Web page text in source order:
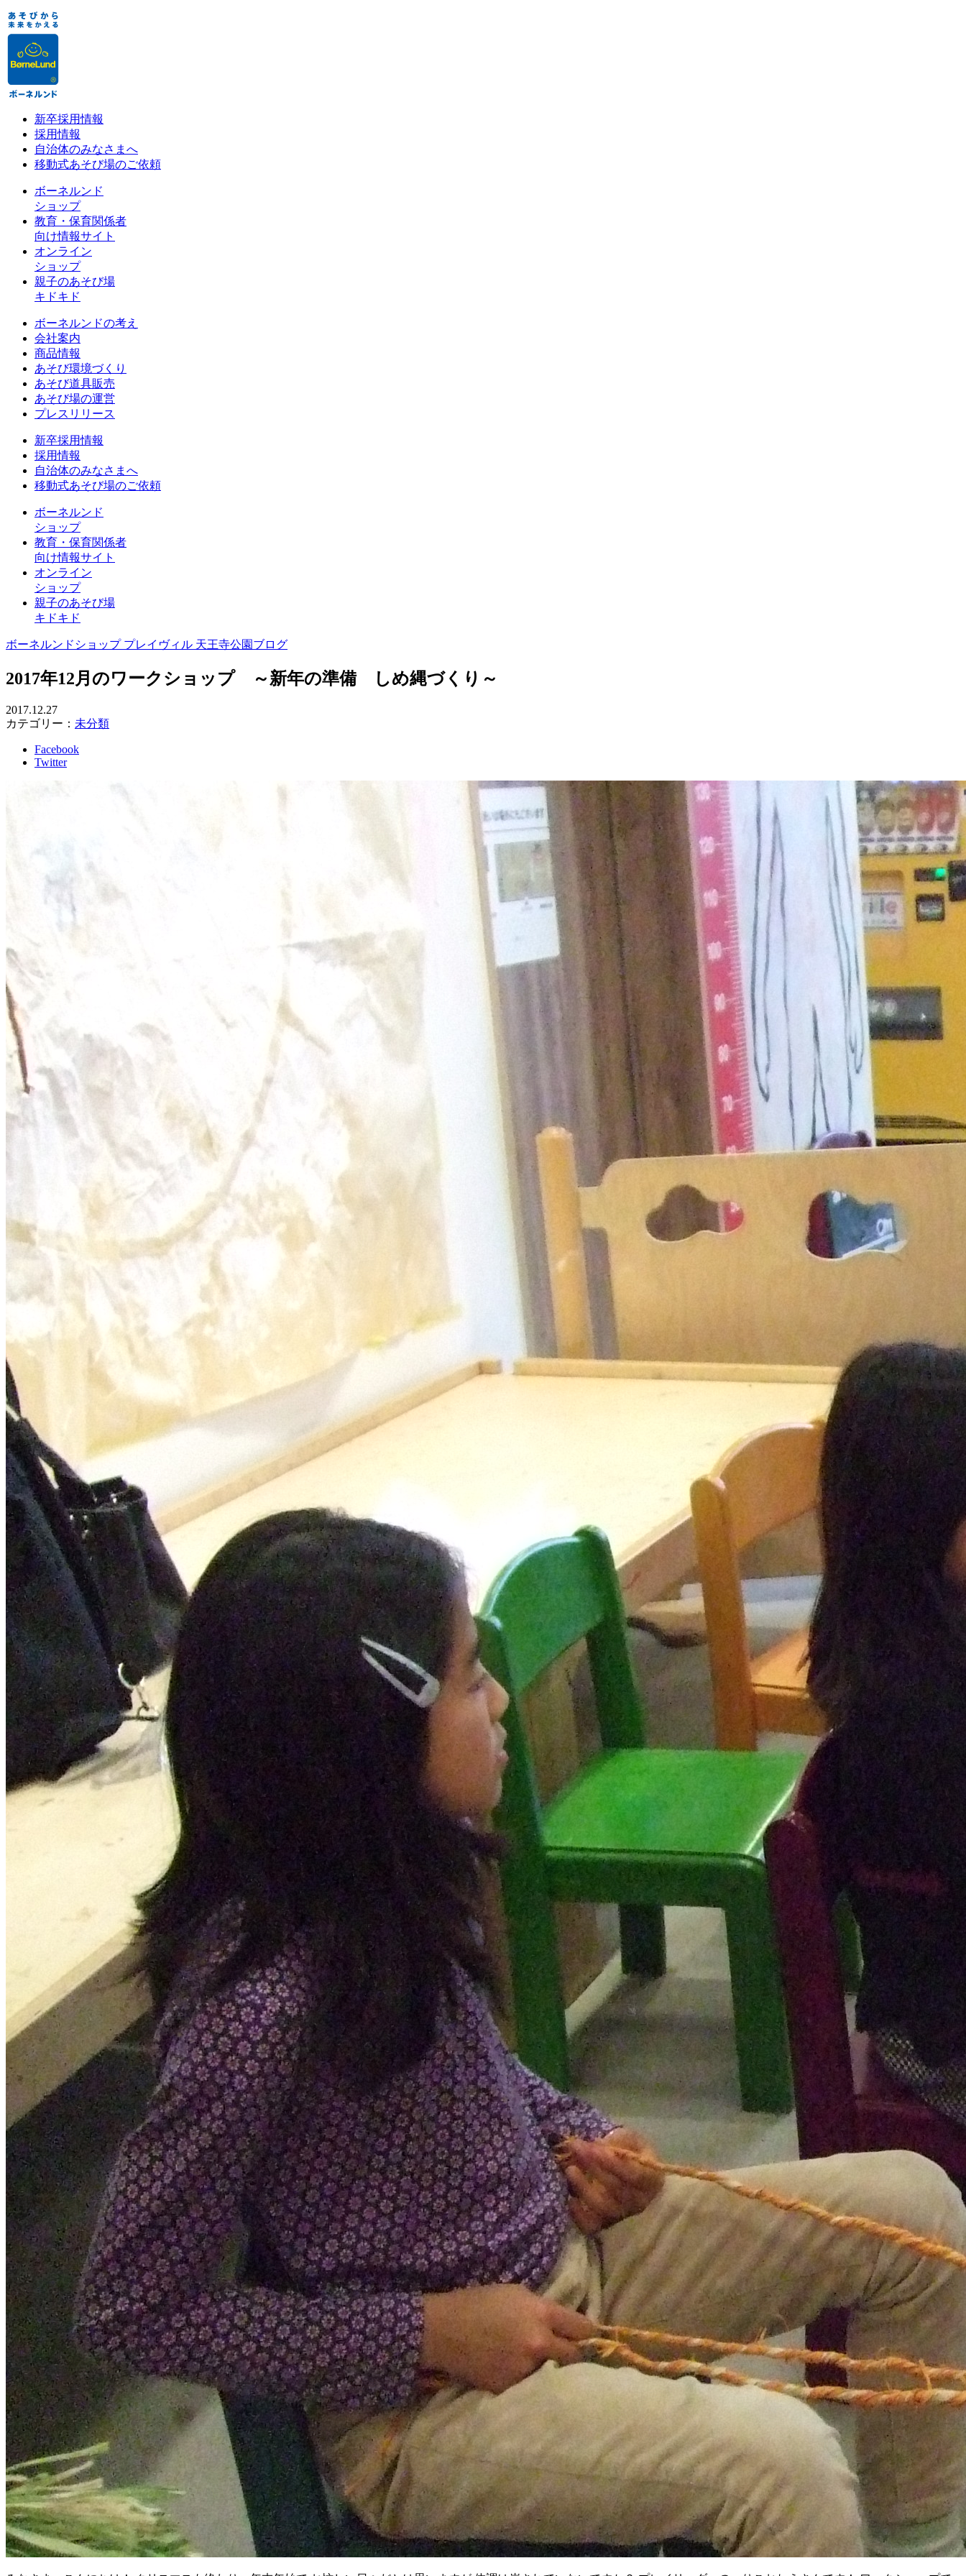
新卒採用情報
採用情報
自治体のみなさまへ
移動式あそび場のご依頼
ボーネルンド
ショップ
教育・保育関係者
向け情報サイト
オンライン
ショップ
親子のあそび場
キドキド
ボーネルンドの考え
会社案内
商品情報
あそび環境づくり
あそび道具販売
あそび場の運営
プレスリリース
新卒採用情報
採用情報
自治体のみなさまへ
移動式あそび場のご依頼
ボーネルンド
ショップ
教育・保育関係者
向け情報サイト
オンライン
ショップ
親子のあそび場
キドキド
ボーネルンドショップ プレイヴィル 天王寺公園ブログ
2017年12月のワークショップ ～新年の準備 しめ縄づくり～
2017.12.27
カテゴリー： 未分類
Facebook
Twitter